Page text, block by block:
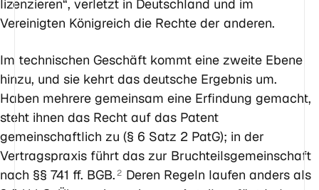
lizenzieren“, verletzt in Deutschland und im
Vereinigten Königreich die Rechte der anderen.
Im technischen Geschäft kommt eine zweite Ebene
hinzu, und sie kehrt das deutsche Ergebnis um.
Haben mehrere gemeinsam eine Erfindung gemacht,
steht ihnen das Recht auf das Patent
gemeinschaftlich zu (§ 6 Satz 2 PatG); in der
Vertragspraxis führt das zur Bruchteilsgemeinschaft
nach §§ 741 ff. BGB. 2 Deren Regeln laufen anders als